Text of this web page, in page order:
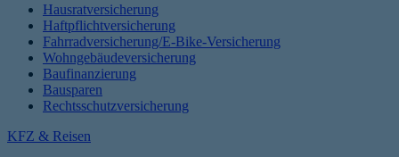
Hausratversicherung
Haftpflichtversicherung
Fahrradversicherung/E-Bike-Versicherung
Wohngebäudeversicherung
Baufinanzierung
Bausparen
Rechtsschutzversicherung
KFZ & Reisen